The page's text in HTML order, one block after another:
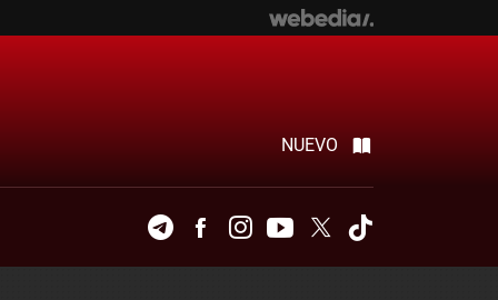
NUEVO
TelegramFacebookInstagramYoutubeTwitter